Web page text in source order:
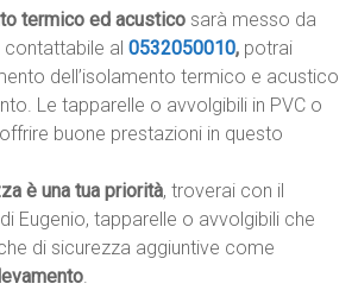
termico ed acustico sarà messo da
contattabile al0532050010, potrai
dell’isolamento termico e acustico
Le tapparelle o avvolgibili in PVC o
buone prestazioni in questo
è una tua priorità, troverai con il
Eugenio, tapparelle o avvolgibili che
di sicurezza aggiuntive come
.